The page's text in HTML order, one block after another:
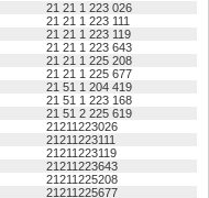
21 21 1 223 026
21 21 1 223 111
21 21 1 223 119
21 21 1 223 643
21 21 1 225 208
21 21 1 225 677
21 51 1 204 419
21 51 1 223 168
21 51 2 225 619
21211223026
21211223111
21211223119
21211223643
21211225208
21211225677